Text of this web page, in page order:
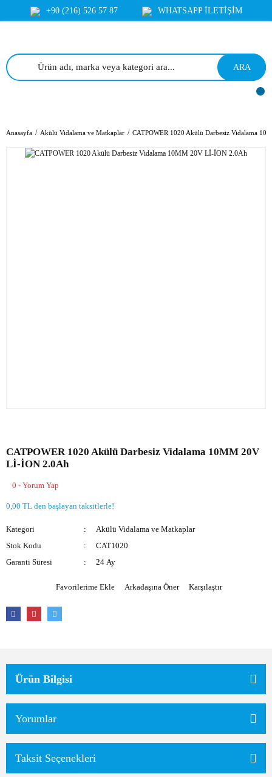
+90 (216) 526 57 87 WHATSAPP İLETİŞİM
ARA
Anasayfa Akülü Vidalama ve Matkaplar CATPOWER 1020 Akülü Darbesiz Vidalama
CATPOWER 1020 Akülü Darbesiz Vidalama 10MM 20V
Lİ-İON 2.0Ah
0 - Yorum Yap
0,00 TL den başlayan taksitlerle!
Kategori
Akülü Vidalama ve Matkaplar
Stok Kodu
CAT1020
Garanti Süresi
24 Ay
Arkadaşına Öner Karşılaştır
Ürün Bilgisi
Yorumlar
Taksit Seçenekleri